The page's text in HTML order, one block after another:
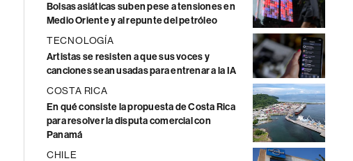
Bolsas asiáticas suben pese a tensiones en
Medio Oriente y al repunte del petróleo
TECNOLOGÍA
Artistas se resisten a que sus voces y
canciones sean usadas para entrenar a la IA
COSTA RICA
En qué consiste la propuesta de Costa Rica
para resolver la disputa comercial con
Panamá
CHILE